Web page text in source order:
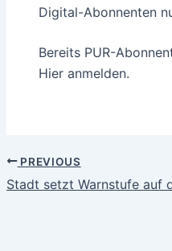
Digital-Abonnenten
Bereits PUR-
Hier anmelden.
PREVIOUS
Stadt setzt Warnstufe auf